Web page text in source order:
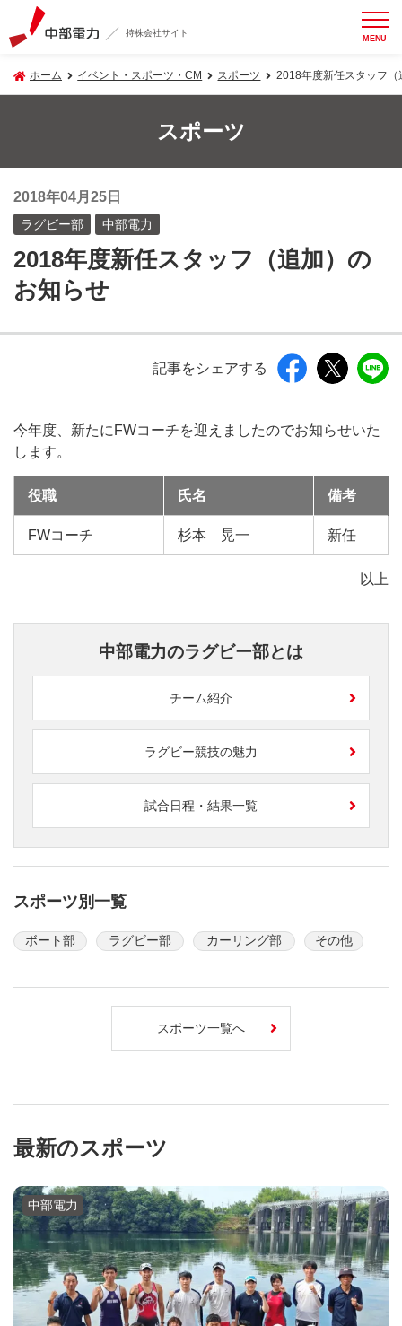
持株会社サイト MENU
ホーム イベント・スポーツ・CM スポーツ 2018年度新任スタッフ（
スポーツ
2018年04月25日
ラグビー部 中部電力
2018年度新任スタッフ（追加）の
お知らせ
記事をシェアする
今年度、新たにFWコーチを迎えましたのでお知らせいた
します。
役職 氏名 備考
FWコーチ 杉本 晃一 新任
以上
中部電力のラグビー部とは
チーム紹介
ラグビー競技の魅力
試合日程・結果一覧
スポーツ別一覧
ボート部 ラグビー部 カーリング部 その他
スポーツ一覧へ
最新のスポーツ
中部電力